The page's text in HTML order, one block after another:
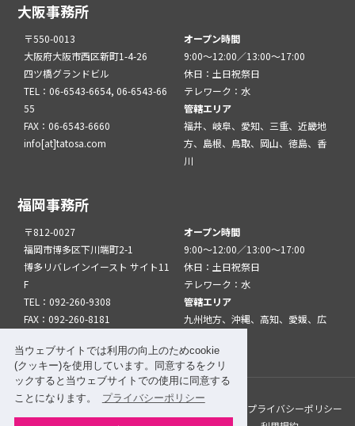
当ウェブサイトでは利用の向上のためcookie
(クッキー)を使用しています。同意するをクリ
ックすると当ウェブサイトでの使用に同意する
ことになります。
プライバシーポリシー
大阪事務所
〒550-0013
大阪府大阪市西区新町1-4-26
四ツ橋グランドビル
TEL：06-6543-6654, 06-6543-66
55
FAX：06-6543-6660
info[at]tatosa.com
オープン時間
9:00～12:00／13:00～17:00
休日：土日祝祭日
テレワーク：水
管轄エリア
福井、岐阜、愛知、三重、近畿地
方、島根、鳥取、岡山、徳島、香
川
福岡事務所
〒812-0027
福岡市博多区下川端町2-1
博多リバレインイースト サイト11
F
TEL：092-260-9308
FAX：092-260-8181
オープン時間
9:00～12:00／13:00～17:00
休日：土日祝祭日
テレワーク：水
管轄エリア
九州地方、沖縄、高知、愛媛、広
プライバシーポリシー